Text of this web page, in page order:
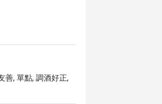
菜色包括：酥炸鱸
品嚐美味料理和享
善, 單點, 調酒好正,